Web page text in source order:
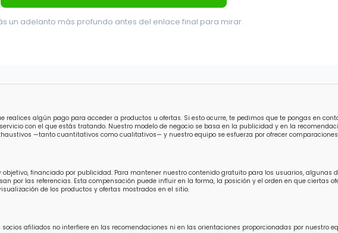
un adelanto más profundo antes del enlace final para mirar.
algún pago para acceder a productos u ofertas. Si esto ocurre, te pedimos que te pongas en
con el que estás tratando. Nuestro modelo de negocio se basa en la publicidad y en la
—tanto cuantitativos como cualitativos— y nuestro equipo se esfuerza por ofrecer
financiado por publicidad. Para mantener nuestro contenido gratuito para los usuarios, algunas
por las referencias. Esta compensación puede influir en la forma, la posición y el orden en que ciertas
de los productos y ofertas mostrados en el sitio.
afiliados no interfiere en las recomendaciones ni en las orientaciones proporcionadas por nuestro